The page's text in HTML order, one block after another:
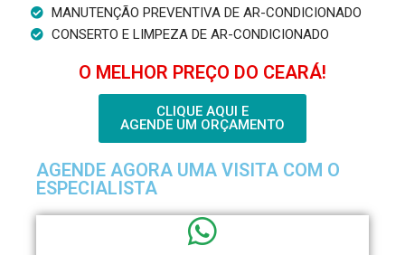
MANUTENÇÃO PREVENTIVA DE AR-CONDICIONADO
CONSERTO E LIMPEZA DE AR-CONDICIONADO
O MELHOR PREÇO DO CEARÁ!
CLIQUE AQUI E
AGENDE UM ORÇAMENTO
AGENDE AGORA UMA VISITA COM O
ESPECIALISTA